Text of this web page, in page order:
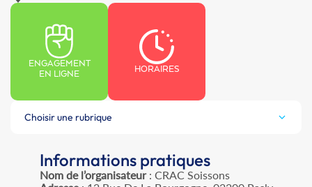
ENGAGEMENT
EN LIGNE
HORAIRES
Choisir une rubrique
Informations pratiques
Nom de l’organisateur: CRAC Soissons